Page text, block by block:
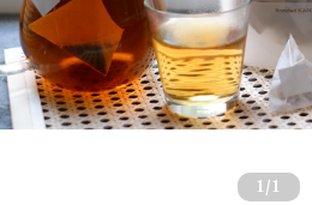
1 /1